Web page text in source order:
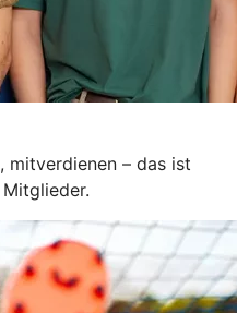
mitverdienen – das ist